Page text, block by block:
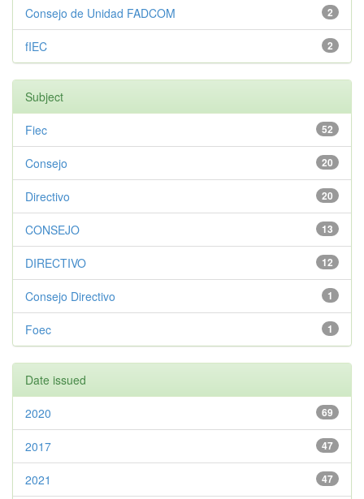
2
Consejo de Unidad FADCOM
2
fIEC
Subject
52
Fiec
20
Consejo
20
Directivo
13
CONSEJO
12
DIRECTIVO
1
Consejo Directivo
1
Foec
Date issued
69
2020
47
2017
47
2021